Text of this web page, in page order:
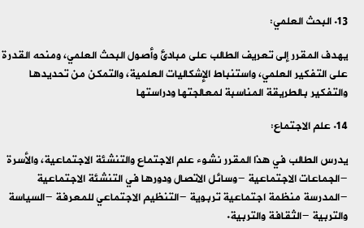
البحث العلمي:
يهدف المقرر إلى تعريف الطالب على مبادئ وأصول البحث العلمي، ومنحه القدرة
على التفكير العلمي، واستنباط الإشكاليات العلمية، والتمكن من تحديدها
والتفكير بالطريقة المناسبة لمعالجتها ودراستها
علم الاجتماع:
يدرس الطالب في هذا المقرر نشوء علم الاجتماع والتنشئة الاجتماعية، والأسرة
-الجماعات الاجتماعية -وسائل الاتصال ودورها في التنشئة الاجتماعية
-المدرسة منظمة اجتماعية تربوية -التنظيم الاجتماعي للمعرفة -السياسة
والتربية -الثقافة والتربية.